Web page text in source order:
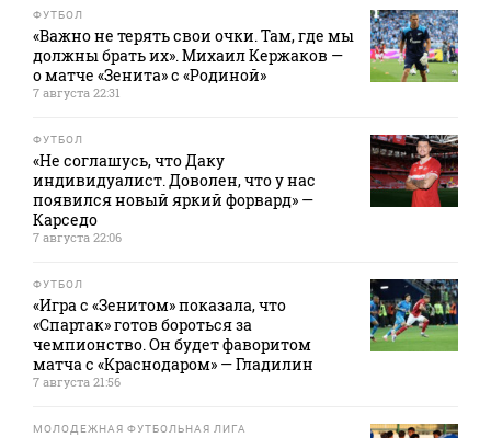
ФУТБОЛ
«Важно не терять свои очки. Там, где мы
должны брать их». Михаил Кержаков —
о матче «Зенита» с «Родиной»
7 августа 22:31
ФУТБОЛ
«Не соглашусь, что Даку
индивидуалист. Доволен, что у нас
появился новый яркий форвард» —
Карседо
7 августа 22:06
ФУТБОЛ
«Игра с «Зенитом» показала, что
«Спартак» готов бороться за
чемпионство. Он будет фаворитом
матча с «Краснодаром» — Гладилин
7 августа 21:56
МОЛОДЕЖНАЯ ФУТБОЛЬНАЯ ЛИГА